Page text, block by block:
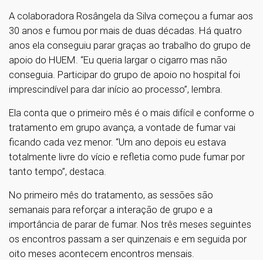
A colaboradora Rosângela da Silva começou a fumar aos
30 anos e fumou por mais de duas décadas. Há quatro
anos ela conseguiu parar graças ao trabalho do grupo de
apoio do HUEM. “Eu queria largar o cigarro mas não
conseguia. Participar do grupo de apoio no hospital foi
imprescindível para dar início ao processo”, lembra.
Ela conta que o primeiro mês é o mais difícil e conforme o
tratamento em grupo avança, a vontade de fumar vai
ficando cada vez menor. “Um ano depois eu estava
totalmente livre do vício e refletia como pude fumar por
tanto tempo”, destaca.
No primeiro mês do tratamento, as sessões são
semanais para reforçar a interação de grupo e a
importância de parar de fumar. Nos três meses seguintes
os encontros passam a ser quinzenais e em seguida por
oito meses acontecem encontros mensais.